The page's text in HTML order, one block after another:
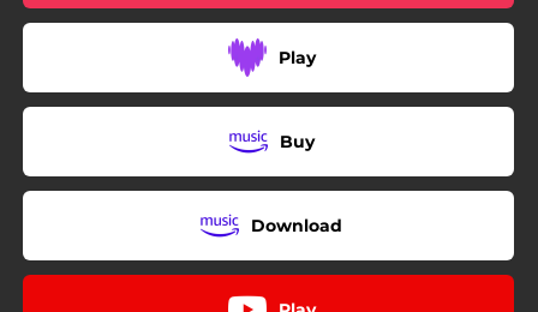
Play
Buy
Download